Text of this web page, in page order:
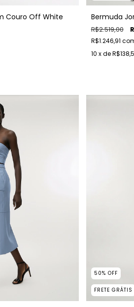
Couro Off White Bermuda
R$2.519,00
R$1.246,91
10 x de
50% OFF
FRETE GRÁTIS